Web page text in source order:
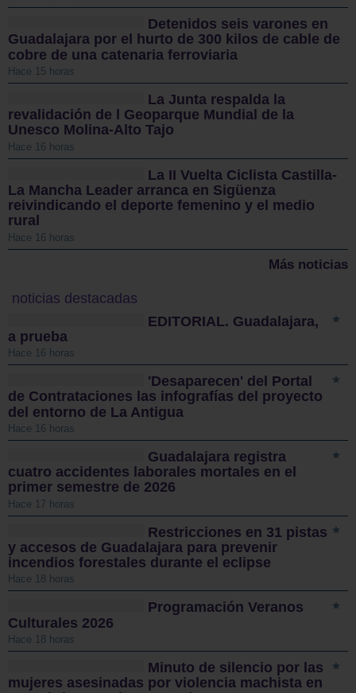
Detenidos seis varones en
Guadalajara por el hurto de 300 kilos de cable de
cobre de una catenaria ferroviaria
Hace 15 horas
La Junta respalda la
revalidación de l Geoparque Mundial de la
Unesco Molina-Alto Tajo
Hace 16 horas
La II Vuelta Ciclista Castilla-
La Mancha Leader arranca en Sigüenza
reivindicando el deporte femenino y el medio
rural
Hace 16 horas
Más noticias
noticias destacadas
EDITORIAL. Guadalajara,
a prueba
Hace 16 horas
'Desaparecen' del Portal
de Contrataciones las infografías del proyecto
del entorno de La Antigua
Hace 16 horas
Guadalajara registra
cuatro accidentes laborales mortales en el
primer semestre de 2026
Hace 17 horas
Restricciones en 31 pistas
y accesos de Guadalajara para prevenir
incendios forestales durante el eclipse
Hace 18 horas
Programación Veranos
Culturales 2026
Hace 18 horas
Minuto de silencio por las
mujeres asesinadas por violencia machista en